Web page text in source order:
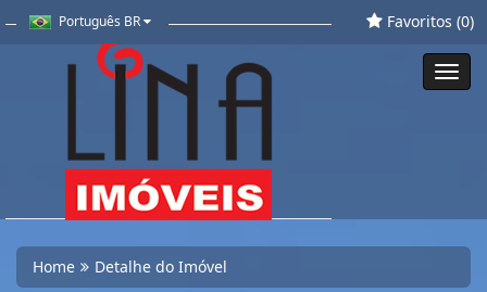
Português BR Favoritos (0)
Home Detalhe do Imóvel